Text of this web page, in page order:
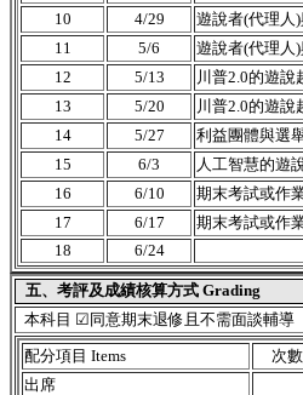
10
4/29
遊說者(代理人
11
5/6
遊說者(代理人
12
5/13
川普2.0的遊說
13
5/20
川普2.0的遊說
14
5/27
利益團體與選
15
6/3
人工智慧的遊
16
6/10
期末考試或作
17
6/17
期末考試或作
18
6/24
五、考評及成績核算方式 Grading
本科目 ☑同意期末退修且不需面談輔導
配分項目 Items
次
出席